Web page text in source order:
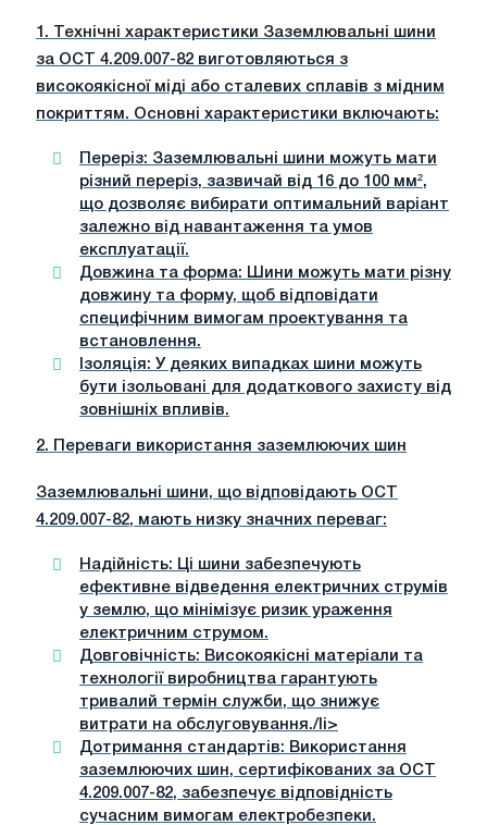
1. Технічні характеристики Заземлювальні шини
за ОСТ 4.209.007-82 виготовляються з
високоякісної міді або сталевих сплавів з мідним
покриттям. Основні характеристики включають:
Переріз: Заземлювальні шини можуть мати
різний переріз, зазвичай від 16 до 100 мм²,
що дозволяє вибирати оптимальний варіант
залежно від навантаження та умов
експлуатації.
Довжина та форма: Шини можуть мати різну
довжину та форму, щоб відповідати
специфічним вимогам проектування та
встановлення.
Ізоляція: У деяких випадках шини можуть
бути ізольовані для додаткового захисту від
зовнішніх впливів.
2. Переваги використання заземлюючих шин
Заземлювальні шини, що відповідають ОСТ
4.209.007-82, мають низку значних переваг:
Надійність: Ці шини забезпечують
ефективне відведення електричних струмів
у землю, що мінімізує ризик ураження
електричним струмом.
Довговічність: Високоякісні матеріали та
технології виробництва гарантують
тривалий термін служби, що знижує
витрати на обслуговування./li>
Дотримання стандартів: Використання
заземлюючих шин, сертифікованих за ОСТ
4.209.007-82, забезпечує відповідність
сучасним вимогам електробезпеки.